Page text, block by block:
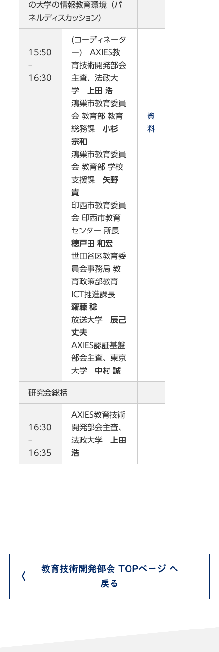
の大学の情報教育環境（パ
ネルディスカッション）
15:50
–
16:30
(コーディネータ
ー) AXIES教
育技術開発部会
主査、法政大
学
上田 浩
鴻巣市教育委員
会 教育部 教育
総務課小杉
宗和
鴻巣市教育委員
会 教育部 学校
支援課矢野
貴
印西市教育委員
会 印西市教育
センター 所長
穂戸田 和宏
世田谷区教育委
員会事務局 教
育政策部教育
ICT推進課長
齋藤 稔
放送大学 辰己
丈夫
AXIES認証基盤
部会主査、東京
大学 中村 誠
資
料
研究会総括
16:30
–
16:35
AXIES教育技術
開発部会主査、
法政大学
上田
浩
教育技術開発部会 TOPページ へ
戻る